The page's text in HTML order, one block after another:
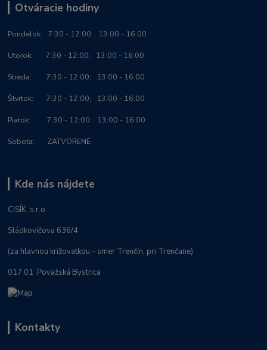
Otváracie hodiny
Pondelok: 7:30 - 12:00; 13:00 - 16:00
Utorok: 7:30 - 12:00; 13:00 - 16:00
Streda: 7:30 - 12:00; 13:00 - 16:00
Štvrtok: 7:30 - 12:00; 13:00 - 16:00
Piatok: 7:30 - 12:00; 13:00 - 16:00
Sobota: ZATVORENÉ
Kde nás nájdete
CISÍK, s.r.o.
Sládkovičova 636/4
(za hlavnou križovatkou - smer Trenčín, pri Trenčane)
017 01 Považská Bystrica
Kontakty